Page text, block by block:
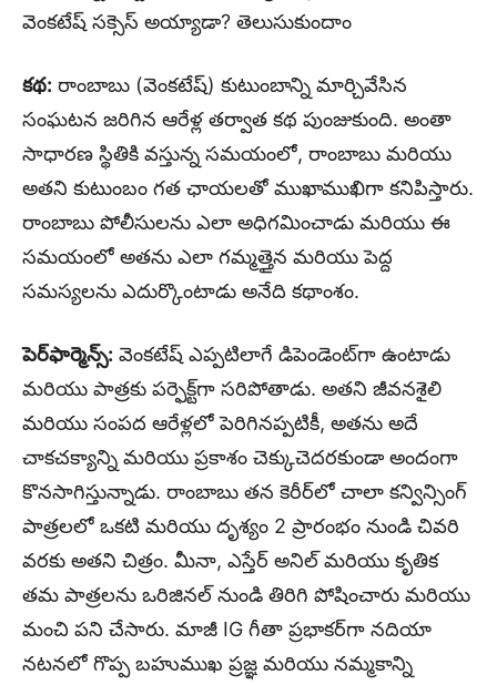
వెంకటేష్ సక్సెస్ అయ్యాడా? తెలుసుకుందాం
కథ: రాంబాబు (వెంకటేష్) కుటుంబాన్ని మార్చివేసిన
సంఘటన జరిగిన ఆరేళ్ల తర్వాత కథ పుంజుకుంది. అంతా
సాధారణ స్థితికి వస్తున్న సమయంలో, రాంబాబు మరియు
అతని కుటుంబం గత ఛాయలతో ముఖాముఖిగా కనిపిస్తారు.
రాంబాబు పోలీసులను ఎలా అధిగమించాడు మరియు ఈ
సమయంలో అతను ఎలా గమ్మత్తైన మరియు పెద్ద
సమస్యలను ఎదుర్కొంటాడు అనేది కథాంశం.
పెర్‌ఫార్మెన్స్: వెంకటేష్ ఎప్పటిలాగే డిపెండెంట్‌గా ఉంటాడు
మరియు పాత్రకు పర్ఫెక్ట్‌గా సరిపోతాడు. అతని జీవనశైలి
మరియు సంపద ఆరేళ్లలో పెరిగినప్పటికీ, అతను అదే
చాకచక్యాన్ని మరియు ప్రకాశం చెక్కుచెదరకుండా అందంగా
కొనసాగిస్తున్నాడు. రాంబాబు తన కెరీర్‌లో చాలా కన్విన్సింగ్
పాత్రలలో ఒకటి మరియు దృశ్యం 2 ప్రారంభం నుండి చివరి
వరకు అతని చిత్రం. మీనా, ఎస్తేర్ అనిల్ మరియు కృతిక
తమ పాత్రలను ఒరిజినల్ నుండి తిరిగి పోషించారు మరియు
మంచి పని చేసారు. మాజీ IG గీతా ప్రభాకర్‌గా నదియా
నటనలో గొప్ప బహుముఖ ప్రజ్ఞ మరియు నమ్మకాన్ని